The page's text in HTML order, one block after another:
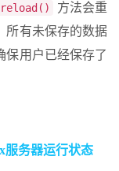
方法会重
所有未保存的数据
保用户已经保存了
服务器运行状态